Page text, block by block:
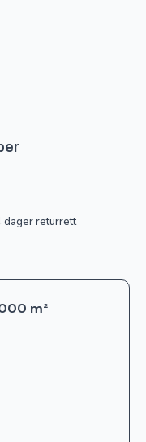
dager returrett
m²